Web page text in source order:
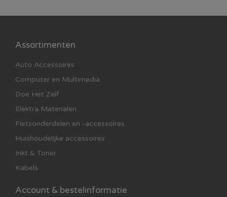
Assortimenten
Auto Accessoires
Computer en Multimedia
Doe Het Zelf
Elektra Materialen
Fietsonderdelen en -accessoires
Huishoudelijke accessoires
Inkt & Toner
Kabels
Account & bestelinformatie